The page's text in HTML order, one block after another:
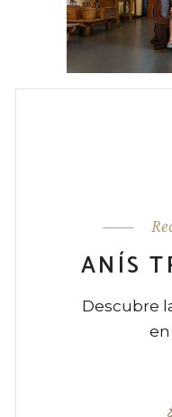
ANÍS
Descubre
en